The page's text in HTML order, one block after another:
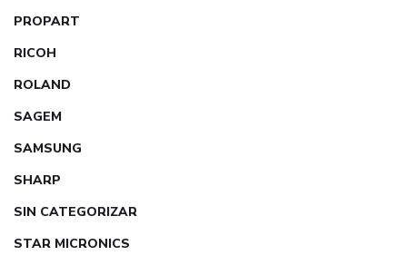
PROPART
RICOH
ROLAND
SAGEM
SAMSUNG
SHARP
SIN CATEGORIZAR
STAR MICRONICS